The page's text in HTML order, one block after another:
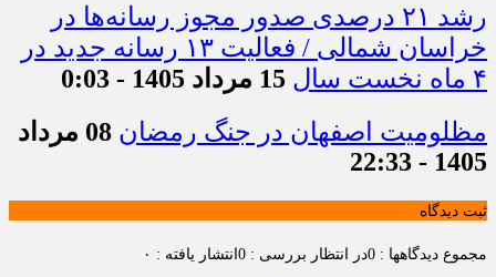
رشد ۲۱ درصدی صدور مجوز رسانه‌ها در
خراسان شمالی / فعالیت ۱۳ رسانه جدید در
۴ ماه نخست سال
15 مرداد 1405 - 0:03
مظلومیت اصفهان در جنگ رمضان
08 مرداد
1405 - 22:33
ثبت دیدگاه
مجموع دیدگاهها : 0 در انتظار بررسی : 0 انتشار یافته : ۰